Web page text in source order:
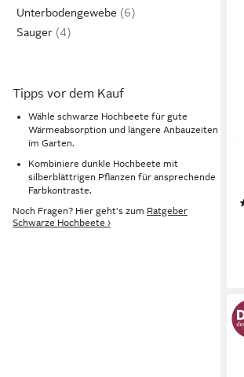
Unterbodengewebe
Sauger
Tipps vor dem Kauf
Wähle schwarze Hochbeete für gute
Wärmeabsorption und längere Anbauzeiten
im Garten.
Kombiniere dunkle Hochbeete mit
silberblättrigen Pflanzen für ansprechende
Farbkontraste.
Noch Fragen? Hier geht's zum Ratgeber
Schwarze Hochbeete ›